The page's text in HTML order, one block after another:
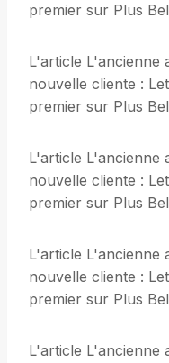
premier sur Plus
L'article L'ancienne
nouvelle cliente :
premier sur Plus
L'article L'ancienne
nouvelle cliente :
premier sur Plus
L'article L'ancienne
nouvelle cliente :
premier sur Plus
L'article L'ancienne